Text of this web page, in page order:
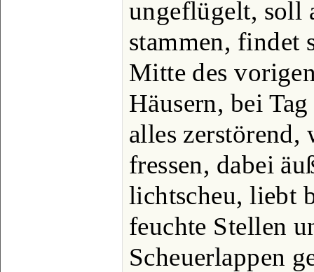
ungeflügelt, soll
stammen, findet
Mitte des
Häusern, bei
alles zerstörend,
fressen, dabei
lichtscheu, liebt
feuchte Stellen
Scheuerlappen